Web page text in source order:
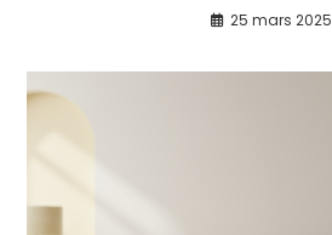
25 mars 2025